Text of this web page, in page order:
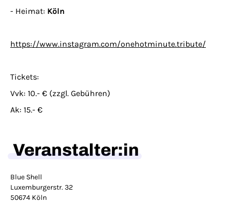
- Heimat: Köln
https://www.instagram.com/onehotminute.tribute/
Tickets:
Vvk: 10.- € (zzgl. Gebühren)
Ak: 15.- €
Veranstalter:in
Blue Shell
Luxemburgerstr. 32
50674 Köln